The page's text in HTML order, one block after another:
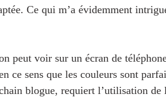
Ce qui m’a évidemment
peut voir sur un écran de
ce sens que les couleurs sont
blogue, requiert l’utilisation